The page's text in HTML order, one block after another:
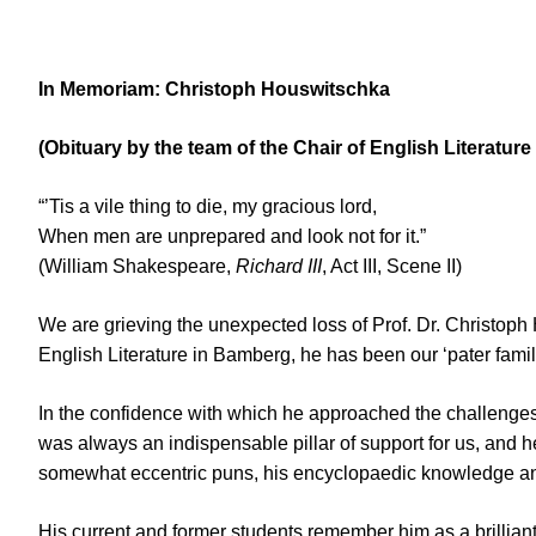
In Memoriam: Christoph Houswitschka
(Obituary by the team of the Chair of English
“’Tis a vile thing to die, my gracious lord,
When men are unprepared and look not for it.”
(William Shakespeare, Richard III, Act III, Scene II)
We are grieving the unexpected loss of Prof. Dr.
English Literature in Bamberg, he has been our ‘pater
In the confidence with which he approached the
was always an indispensable pillar of support for us, and
somewhat eccentric puns, his encyclopaedic knowledge
His current and former students remember him as a